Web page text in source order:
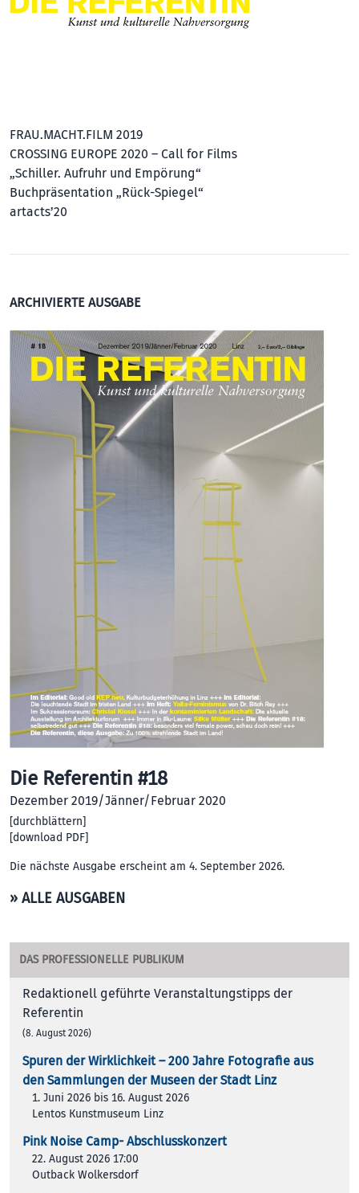
FRAU.MACHT.FILM 2019
CROSSING EUROPE 2020 – Call for Films
„Schiller. Aufruhr und Empörung“
Buchpräsentation „Rück-Spiegel“
artacts’20
ARCHIVIERTE AUSGABE
Die Referentin #18
Dezember 2019/Jänner/Februar 2020
[durchblättern]
[download PDF]
Die nächste Ausgabe erscheint am 4. September 2026.
» ALLE AUSGABEN
DAS PROFESSIONELLE PUBLIKUM
Redaktionell geführte Veranstaltungstipps der
Referentin
(8. August 2026)
Spuren der Wirklichkeit – 200 Jah­re Foto­gra­fie aus
den Samm­lun­gen der Muse­en der Stadt Linz
1. Juni 2026 bis 16. August 2026
Lentos Kunstmuseum Linz
Pink Noise Camp- Abschlusskonzert
22. August 2026 17:00
Outback Wolkersdorf